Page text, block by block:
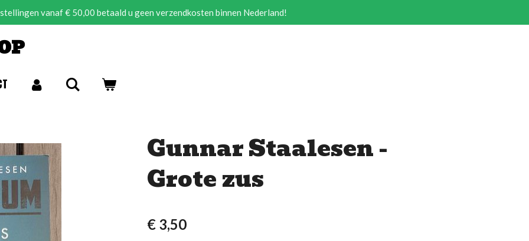
vanaf € 50,00 betaald u geen verzendkosten binnen Nederland!
Gunnar Staalesen -
Grote zus
€ 3,50